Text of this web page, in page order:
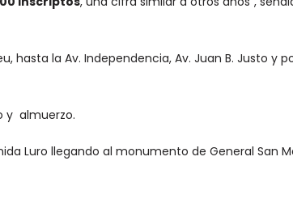
hasta la Av. Independencia, Av. Juan B. Justo y
y almuerzo.
Luro llegando al monumento de General San